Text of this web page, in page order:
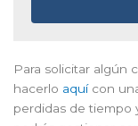
Para solicitar algún
hacerlo aquícon
perdidas de tiempo